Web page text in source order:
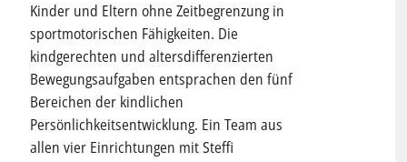
Kinder und Eltern ohne Zeitbegrenzung in
sportmotorischen Fähigkeiten. Die
kindgerechten und altersdifferenzierten
Bewegungsaufgaben entsprachen den fünf
Bereichen der kindlichen
Persönlichkeitsentwicklung. Ein Team aus
allen vier Einrichtungen mit Steffi